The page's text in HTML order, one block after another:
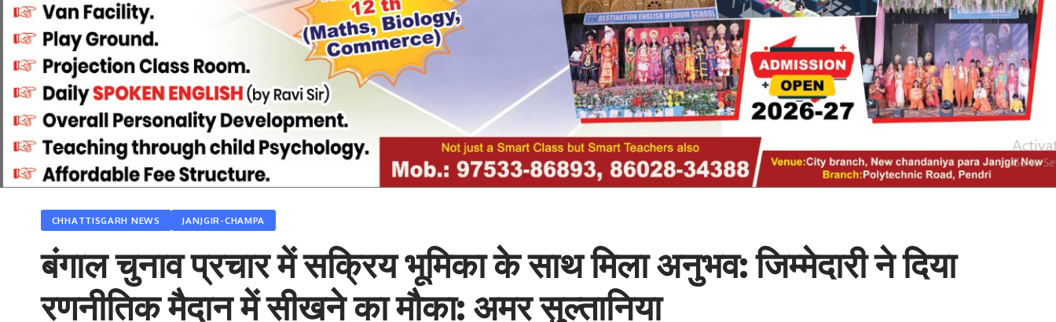
CHHATTISGARH NEWS JANJGIR-CHAMPA
बंगाल चुनाव प्रचार में सक्रिय भूमिका के साथ मिला अनुभव: जिम्मेदारी ने दिया
रणनीतिक मैदान में सीखने का मौका: अमर सुल्तानिया